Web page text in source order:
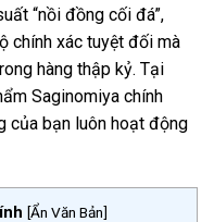
“nồi đồng cối đá”,
chính xác tuyệt đối mà
hàng thập kỷ. Tại
Saginomiya chính
của bạn luôn hoạt động
[Ẩn Văn Bản]